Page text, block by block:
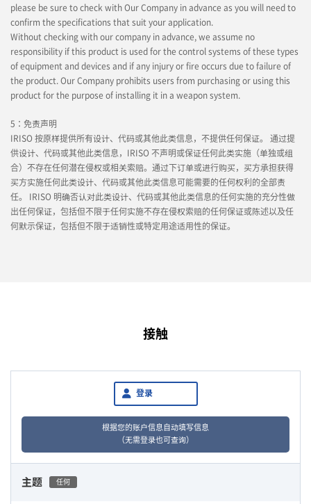
please be sure to check with Our Company in advance as you will need to
confirm the specifications that suit your application.
Without checking with our company in advance, we assume no
responsibility if this product is used for the control systems of these types
of equipment and devices and if any injury or fire occurs due to failure of
the product. Our Company prohibits users from purchasing or using this
product for the purpose of installing it in a weapon system.
5：免责声明
IRISO 按原样提供所有设计、代码或其他此类信息，不提供任何保证。 通过提
供设计、代码或其他此类信息，IRISO 不声明或保证任何此类实施（单独或组
合）不存在任何潜在侵权或相关索赔。通过下订单或进行购买，买方承担获得
买方实施任何此类设计、代码或其他此类信息可能需要的任何权利的全部责
任。 IRISO 明确否认对此类设计、代码或其他此类信息的任何实施的充分性做
出任何保证，包括但不限于任何实施不存在侵权索赔的任何保证或陈述以及任
何默示保证，包括但不限于适销性或特定用途适用性的保证。
接触
登录
根据您的账户信息自动填写信息
（无需登录也可查询）
主题 任何